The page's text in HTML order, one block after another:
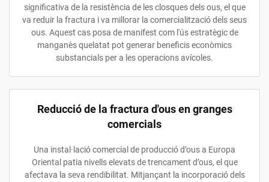
significativa de la resistència de les closques dels ous, el que
va reduir la fractura i va millorar la comercialització dels seus
ous. Aquest cas posa de manifest com l'ús estratègic de
manganès quelatat pot generar beneficis econòmics
substancials per a les operacions avícoles.
Reducció de la fractura d'ous en granges
comercials
Una instal·lació comercial de producció d’ous a Europa
Oriental patia nivells elevats de trencament d’ous, el que
afectava la seva rendibilitat. Mitjançant la incorporació dels